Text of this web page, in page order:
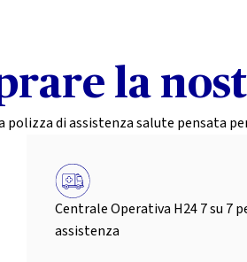
la
polizza di assistenza salute pensata
Centrale Operativa H24 7 su 7
assistenza